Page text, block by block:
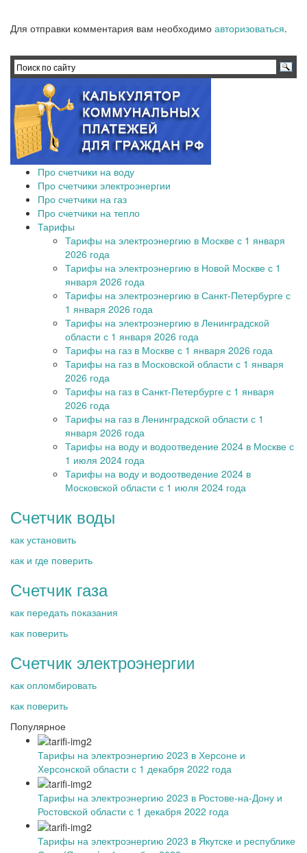
Для отправки комментария вам необходимо авторизоваться.
Про счетчики на воду
Про счетчики электроэнергии
Про счетчики на газ
Про счетчики на тепло
Тарифы
Тарифы на электроэнергию в Москве с 1 января
2026 года
Тарифы на электроэнергию в Новой Москве с 1
января 2026 года
Тарифы на электроэнергию в Санкт-Петербурге с
1 января 2026 года
Тарифы на электроэнергию в Ленинградской
области с 1 января 2026 года
Тарифы на газ в Москве с 1 января 2026 года
Тарифы на газ в Московской области с 1 января
2026 года
Тарифы на газ в Санкт-Петербурге с 1 января
2026 года
Тарифы на газ в Ленинградской области с 1
января 2026 года
Тарифы на воду и водоотведение 2024 в Москве с
1 июля 2024 года
Тарифы на воду и водоотведение 2024 в
Московской области с 1 июля 2024 года
Счетчик воды
как установить
как и где поверить
Счетчик газа
как передать показания
как поверить
Счетчик электроэнергии
как опломбировать
как поверить
Популярное
Тарифы на электроэнергию 2023 в Херсоне и
Херсонской области с 1 декабря 2022 года
Тарифы на электроэнергию 2023 в Ростове-на-Дону и
Ростовской области с 1 декабря 2022 года
Тарифы на электроэнергию 2023 в Якутске и республике